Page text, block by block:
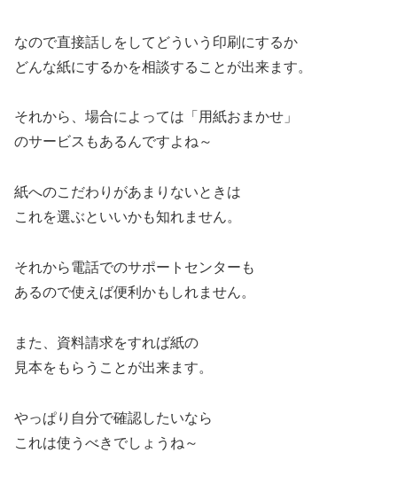
なので直接話しをしてどういう印刷にするか
どんな紙にするかを相談することが出来ます。
それから、場合によっては「用紙おまかせ」
のサービスもあるんですよね～
紙へのこだわりがあまりないときは
これを選ぶといいかも知れません。
それから電話でのサポートセンターも
あるので使えば便利かもしれません。
また、資料請求をすれば紙の
見本をもらうことが出来ます。
やっぱり自分で確認したいなら
これは使うべきでしょうね～